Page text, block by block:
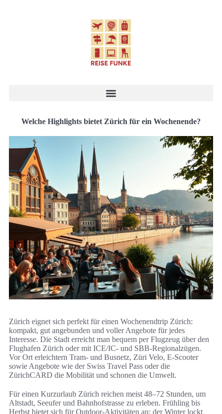
Welche Highlights bietet Zürich für ein Wochenende?
Zürich eignet sich perfekt für einen Wochenendtrip Zürich:
kompakt, gut angebunden und voller Angebote für jedes
Interesse. Die Stadt erreicht man bequem per Flugzeug über den
Flughafen Zürich oder mit ICE/IC- und SBB-Regionalzügen.
Vor Ort erleichtern Tram- und Busnetz, Züri Velo, E-Scooter
sowie Angebote wie der Swiss Travel Pass oder die
ZürichCARD die Mobilität und schonen die Umwelt.
Für einen Kurzurlaub Zürich reichen meist 48–72 Stunden, um
Altstadt, Seeufer und Bahnhofstrasse zu erleben. Frühling bis
Herbst bietet sich für Outdoor-Aktivitäten an; der Winter lockt